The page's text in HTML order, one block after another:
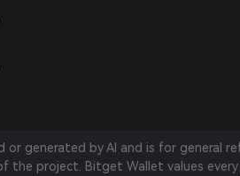
generated by AI and is for general
project. Bitget Wallet values